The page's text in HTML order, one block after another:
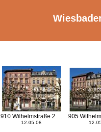
910 Wilhelmstraße 2 …
12.05.08
905